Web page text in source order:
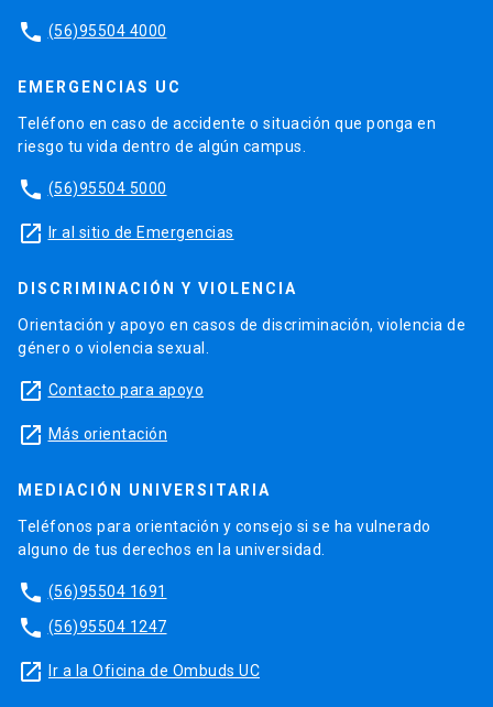
phone (56)95504 4000
EMERGENCIAS UC
Teléfono en caso de accidente o situación que ponga en
riesgo tu vida dentro de algún campus.
phone (56)95504 5000
launch Ir al sitio de Emergencias
DISCRIMINACIÓN Y VIOLENCIA
Orientación y apoyo en casos de discriminación, violencia de
género o violencia sexual.
launch Contacto para apoyo
launch Más orientación
MEDIACIÓN UNIVERSITARIA
Teléfonos para orientación y consejo si se ha vulnerado
alguno de tus derechos en la universidad.
phone (56)95504 1691
phone (56)95504 1247
launch Ir a la Oficina de Ombuds UC